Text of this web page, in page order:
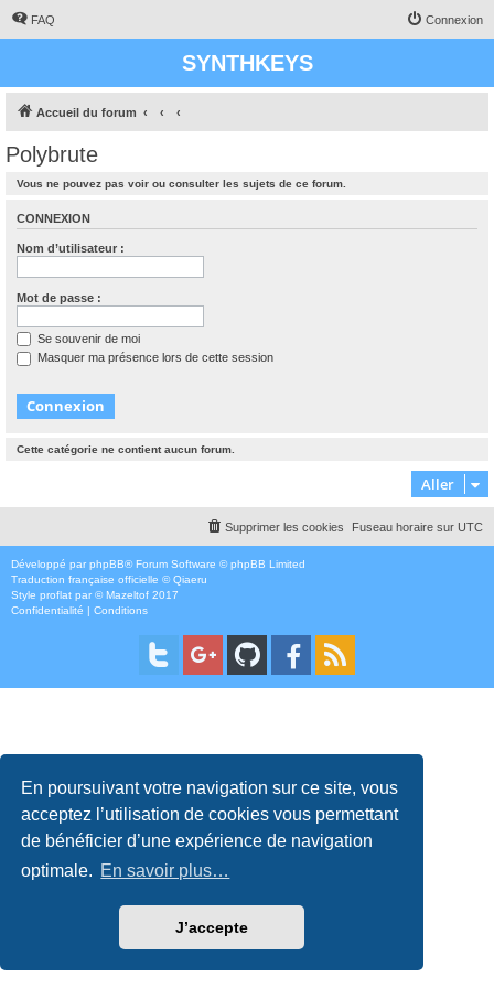
En poursuivant votre navigation sur ce site, vous
acceptez l’utilisation de cookies vous permettant
de bénéficier d’une expérience de navigation
optimale. En savoir plus…
J’accepte
FAQ Connexion
SYNTHKEYS
Accueil du forum
Polybrute
Vous ne pouvez pas voir ou consulter les sujets de ce forum.
CONNEXION
Nom d’utilisateur :
Mot de passe :
Se souvenir de moi
Masquer ma présence lors de cette session
Cette catégorie ne contient aucun forum.
Aller
Fuseau horaire sur UTC
Supprimer les cookies
Développé par phpBB® Forum Software © phpBB Limited
Traduction française officielle ©Qiaeru
Style proflat par ©Mazeltof 2017
Confidentialité | Conditions